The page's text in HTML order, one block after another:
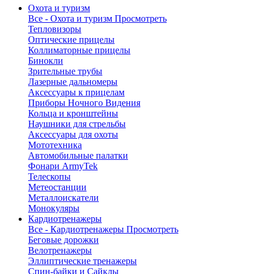
Охота и туризм
Все - Охота и туризм Просмотреть
Тепловизоры
Оптические прицелы
Коллиматорные прицелы
Бинокли
Зрительные трубы
Лазерные дальномеры
Аксессуары к прицелам
Приборы Ночного Видения
Кольца и кронштейны
Наушники для стрельбы
Аксессуары для охоты
Мототехника
Автомобильные палатки
Фонари ArmyTek
Телескопы
Метеостанции
Металлоискатели
Монокуляры
Кардиотренажеры
Все - Кардиотренажеры Просмотреть
Беговые дорожки
Велотренажеры
Эллиптические тренажеры
Спин-байки и Сайклы